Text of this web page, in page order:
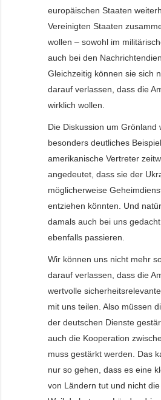
europäischen Staaten
Vereinigten Staaten
wollen – sowohl im
auch bei den
Gleichzeitig können sie sich
darauf verlassen, dass die
wirklich wollen.
Die Diskussion um Grönland
besonders deutliches
amerikanische Vertreter
angedeutet, dass sie der
möglicherweise
entziehen könnten. Und
damals auch bei uns
ebenfalls passieren.
Wir können uns nicht mehr
darauf verlassen, dass die
wertvolle
mit uns teilen. Also müssen
der deutschen Dienste
auch die Kooperation
muss gestärkt werden. Das
nur so gehen, dass es eine
von Ländern tut und nicht die